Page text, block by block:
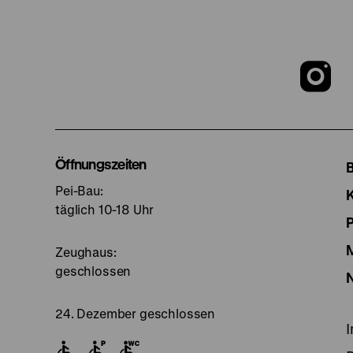
Zu
Öffnungszeiten
Pei-Bau:
täglich 10-18 Uhr
Zeughaus:
geschlossen
24. Dezember geschlossen